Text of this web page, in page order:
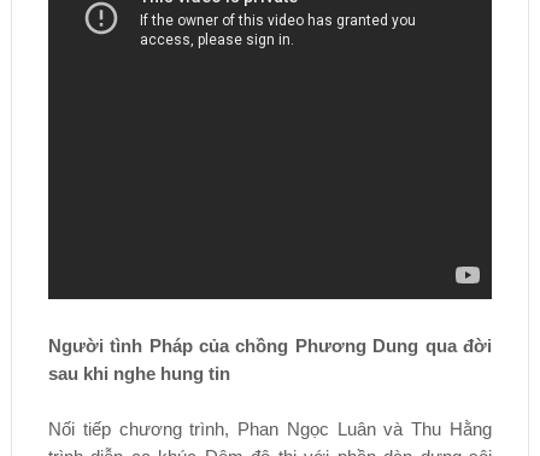
Người tình Pháp của chồng Phương Dung qua đời
sau khi nghe hung tin
Nối tiếp chương trình, Phan Ngọc Luân và Thu Hằng